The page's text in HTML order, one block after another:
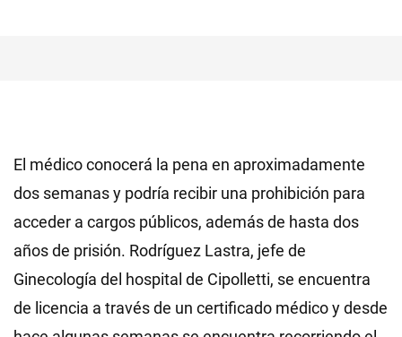
El médico conocerá la pena en aproximadamente
dos semanas y podría recibir una prohibición para
acceder a cargos públicos, además de hasta dos
años de prisión. Rodríguez Lastra, jefe de
Ginecología del hospital de Cipolletti, se encuentra
de licencia a través de un certificado médico y desde